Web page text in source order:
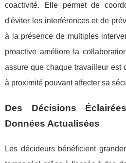
coactivité. Elle permet de
d'éviter les interférences et de
à la présence de multiples
proactive améliore la
assure que chaque travailleur est
à proximité pouvant affecter sa
Des Décisions
Données Actualisées
Les décideurs bénéficient